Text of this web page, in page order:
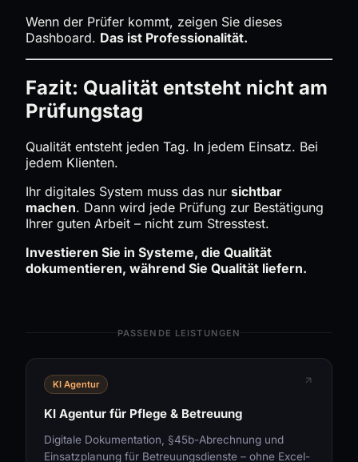
Wenn der Prüfer kommt, zeigen Sie dieses
Dashboard. Das ist Professionalität.
Fazit: Qualität entsteht nicht am
Prüfungstag
Qualität entsteht jeden Tag. In jedem Einsatz. Bei
jedem Klienten.
Ihr digitales System muss das nur sichtbar
machen. Dann wird jede Prüfung zur Bestätigung
Ihrer guten Arbeit – nicht zum Stresstest.
Investieren Sie in Systeme, die Qualität
dokumentieren, während Sie Qualität liefern.
PASSENDE LEISTUNGEN
KI Agentur
KI Agentur für Pflege & Betreuung
Digitale Dokumentation, §45b-Abrechnung und
Einsatzplanung für Betreuungsdienste – ohne Excel-